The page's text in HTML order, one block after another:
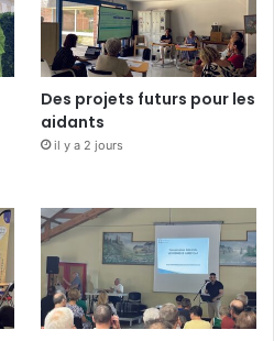
Des projets futurs pour les
aidants
il y a 2 jours